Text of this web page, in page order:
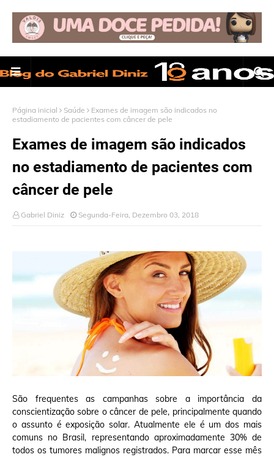
Página inicial Saúde
Exames de imagem são indicados no
estadiamento de pacientes com câncer de pele
Exames de imagem são indicados
no estadiamento de pacientes com
câncer de pele
Gabriel Diniz Segunda-Feira, Dezembro 03, 2018
São frequentes as campanhas sobre a importância da
conscientização sobre o câncer de pele, principalmente quando
o assunto é exposição solar. Atualmente ele é um dos mais
comuns no Brasil, representando aproximadamente 30% de
todos os tumores malignos registrados. Para marcar esse mês